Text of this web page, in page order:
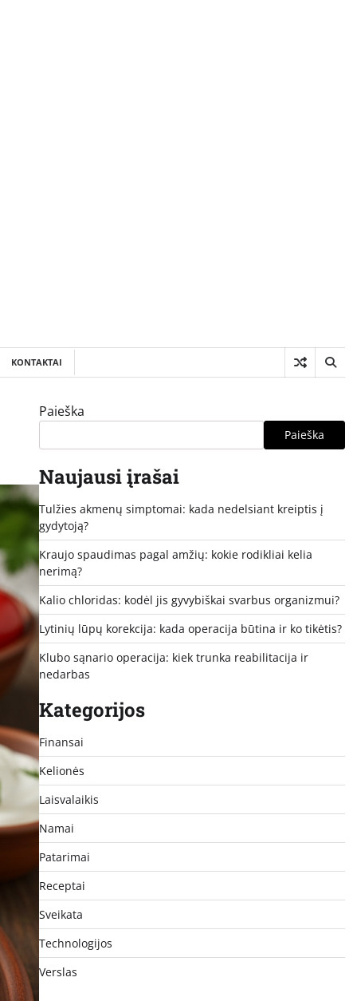
KONTAKTAI
Paieška
Paieška
Naujausi įrašai
Tulžies akmenų simptomai: kada nedelsiant kreiptis į
gydytoją?
Kraujo spaudimas pagal amžių: kokie rodikliai kelia
nerimą?
Kalio chloridas: kodėl jis gyvybiškai svarbus organizmui?
Lytinių lūpų korekcija: kada operacija būtina ir ko tikėtis?
Klubo sąnario operacija: kiek trunka reabilitacija ir
nedarbas
Kategorijos
Finansai
Kelionės
Laisvalaikis
Namai
Patarimai
Receptai
Sveikata
Technologijos
Verslas